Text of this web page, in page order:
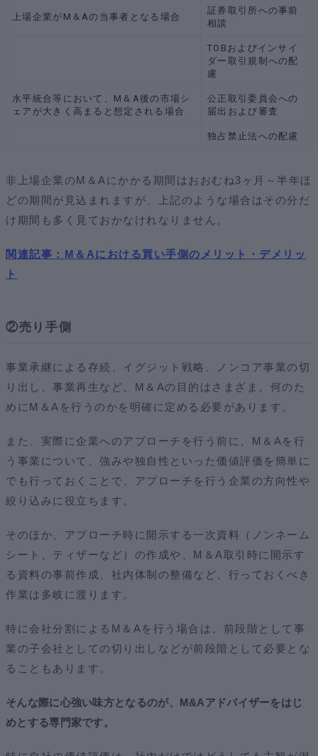
上場企業がM＆Aの当事者となる場合
証券取引所への事前
相談
TOBおよびインサイ
ダー取引規制への配
慮
水平統合等において、M＆A後の市場シ
ェアが大きく高まると想定される場合
公正取引委員会への
届出および審査
独占禁止法への配慮
非上場企業のM＆Aにかかる期間はおおむね3ヶ月～半年ほ
どの期間が見込まれますが、上記のような場合はその分だ
け期間も多く見ておかなけれなりません。
関連記事：M＆Aにおける買い手側のメリット・デメリッ
ト
②売り手側
事業承継による存続、イグジット戦略、ノンコア事業の切
り出し、事業再生など、M＆Aの目的はさまざま。何のた
めにM＆Aを行うのかを明確に定める必要があります。
また、実際に企業へのアプローチを行う前に、M＆Aを行
う事業について、強みや独自性といった価値評価を簡単に
でも行っておくことで、アプローチを行う企業の方向性や
絞り込みに役立ちます。
そのほか、アプローチ時に開示する一次資料（ノンネーム
シート、ティザーなど）の作成や、M＆A取引時に開示す
る資料の事前作成、社内体制の整備など、行っておくべき
作業は多岐に渡ります。
特に会社分割によるM＆Aを行う場合は、前段階として事
業の子会社としての切り出しなどが前段階として必要とな
ることもあります。
そんな際に心強い味方となるのが、M&Aアドバイザーをはじ
めとする専門家です。